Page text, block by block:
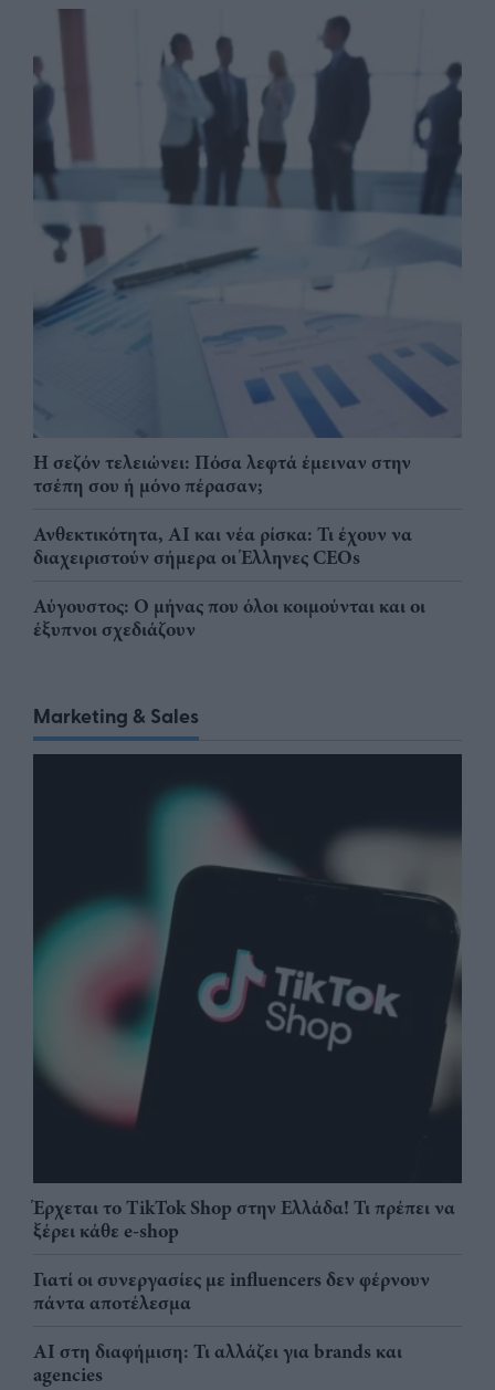
Η σεζόν τελειώνει: Πόσα λεφτά έμειναν στην
τσέπη σου ή μόνο πέρασαν;
Ανθεκτικότητα, AI και νέα ρίσκα: Τι έχουν να
διαχειριστούν σήμερα οι Έλληνες CEOs
Αύγουστος: Ο μήνας που όλοι κοιμούνται και οι
έξυπνοι σχεδιάζουν
Marketing & Sales
Έρχεται το TikTok Shop στην Ελλάδα! Τι πρέπει να
ξέρει κάθε e-shop
Γιατί οι συνεργασίες με influencers δεν φέρνουν
πάντα αποτέλεσμα
AI στη διαφήμιση: Τι αλλάζει για brands και
agencies